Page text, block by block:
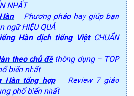
NHẤT
– Phương pháp hay giúp bạn
ngữ HIỆU QUẢ
Hàn dịch tiếng ViệtCHUẨN
theo chủ đềthông dụng – TOP
biến nhất
Hàn tổng hợp– Review 7 giáo
phổ biến nhất